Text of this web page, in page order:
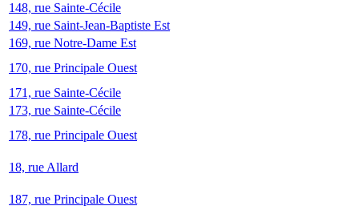
148, rue Sainte-Cécile
149, rue Saint-Jean-Baptiste Est
169, rue Notre-Dame Est
170, rue Principale Ouest
171, rue Sainte-Cécile
173, rue Sainte-Cécile
178, rue Principale Ouest
18, rue Allard
187, rue Principale Ouest